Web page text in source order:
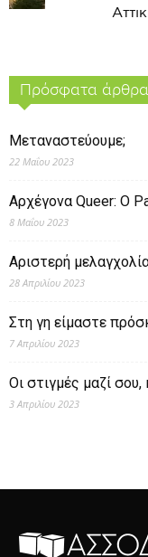
Πρόσφατα άρθρα
Μεταναστεύουμε;
22 Μαΐου 2023
Αρχέγονα Queer: O
8 Μαΐου 2023
Αριστερή
28 Απριλίου 2023
Στη γη είμαστε
7 Απριλίου 2023
Οι στιγμές μαζί σου,
3 Απριλίου 2023